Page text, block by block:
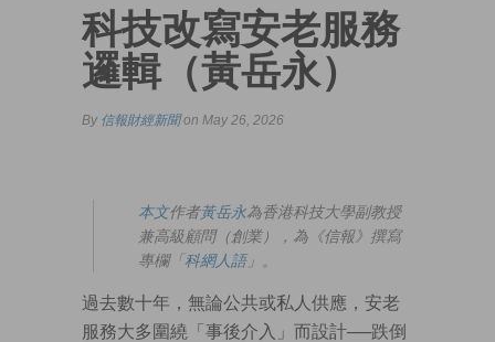
科技改寫安老服務
邏輯（黃岳永）
By 信報財經新聞on May 26, 2026
本文作者黃岳永為香港科技大學副教授
兼高級顧問（創業），為《信報》撰寫
專欄「科網人語」。
過去數十年，無論公共或私人供應，安老
服務大多圍繞「事後介入」而設計──跌倒